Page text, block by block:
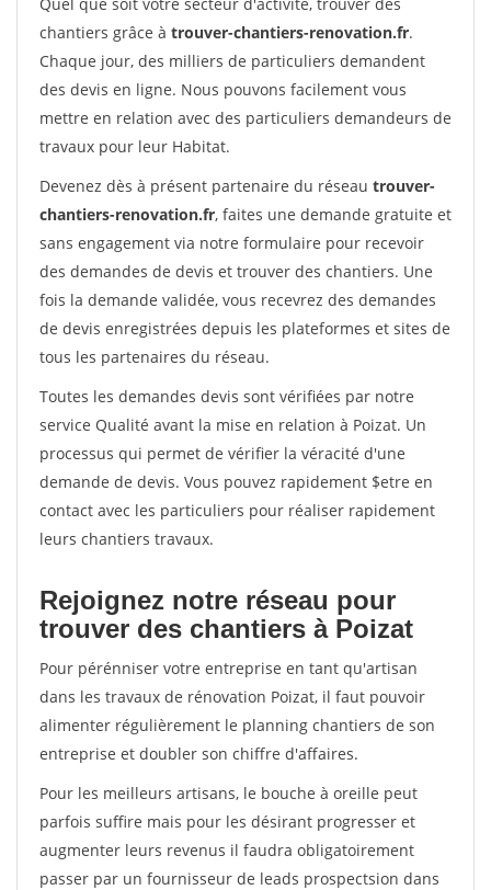
chantiers grâce à trouver-chantiers-renovation.fr.
Chaque jour, des milliers de particuliers demandent
des devis en ligne. Nous pouvons facilement vous
mettre en relation avec des particuliers demandeurs de
travaux pour leur Habitat.
Devenez dès à présent partenaire du réseau trouver-
chantiers-renovation.fr, faites une demande gratuite et
sans engagement via notre formulaire pour recevoir
des demandes de devis et trouver des chantiers. Une
fois la demande validée, vous recevrez des demandes
de devis enregistrées depuis les plateformes et sites de
tous les partenaires du réseau.
Toutes les demandes devis sont vérifiées par notre
service Qualité avant la mise en relation à Poizat. Un
processus qui permet de vérifier la véracité d'une
demande de devis. Vous pouvez rapidement $etre en
contact avec les particuliers pour réaliser rapidement
leurs chantiers travaux.
Rejoignez notre réseau pour
trouver des chantiers à Poizat
Pour pérénniser votre entreprise en tant qu'artisan
dans les travaux de rénovation Poizat, il faut pouvoir
alimenter régulièrement le planning chantiers de son
entreprise et doubler son chiffre d'affaires.
Pour les meilleurs artisans, le bouche à oreille peut
parfois suffire mais pour les désirant progresser et
augmenter leurs revenus il faudra obligatoirement
passer par un fournisseur de leads prospectsion dans